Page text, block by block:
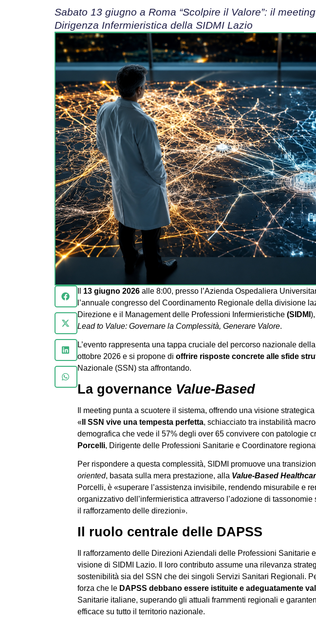
Sabato 13 giugno a Roma “Scolpire il Valore”: il
Dirigenza Infermieristica della SIDMI Lazio
13 giugno 2026alle 8:00, presso l’Azienda Ospedaliera
l’annuale congresso del Coordinamento Regionale della divisione
Direzione e il Management delle Professioni Infermieristiche(SIDMI
Lead to Value: Governare la Complessità, Generare Valore.
L’evento rappresenta una tappa cruciale del percorso nazionale
ottobre 2026 e si propone di offrire risposte concrete alle sfide
Nazionale (SSN) sta affrontando.
La governance Value-Based
Il meeting punta a scuotere il sistema, offrendo una visione
«Il SSN vive una tempesta perfetta, schiacciato tra instabilità
demografica che vede il 57% degli over 65 convivere con patologie
Porcelli, Dirigente delle Professioni Sanitarie e Coordinatore
Per rispondere a questa complessità, SIDMI promuove una
oriented, basata sulla mera prestazione, alla Value-Based
Porcelli, è «superare l’assistenza invisibile, rendendo misurabile e
organizzativo dell’infermieristica attraverso l’adozione di
il rafforzamento delle direzioni».
Il ruolo centrale delle DAPSS
Il rafforzamento delle Direzioni Aziendali delle Professioni Sanitarie
visione di SIDMI Lazio. Il loro contributo assume una rilevanza
sostenibilità sia del SSN che dei singoli Servizi Sanitari Regionali.
forza che le DAPSS debbano essere istituite e adeguatamente
Sanitarie italiane, superando gli attuali frammenti regionali e
efficace su tutto il territorio nazionale.